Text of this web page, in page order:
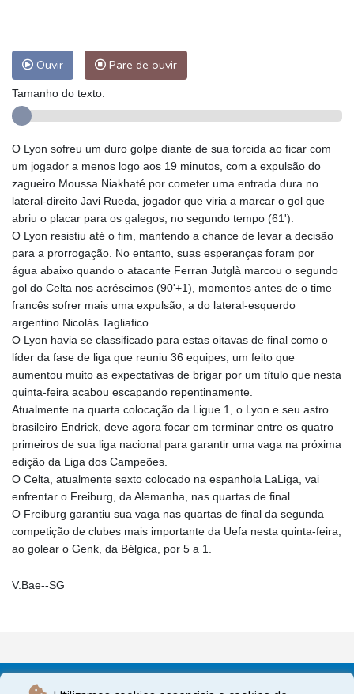
Ouvir Pare de ouvir
Tamanho do texto:
O Lyon sofreu um duro golpe diante de sua torcida ao ficar com
um jogador a menos logo aos 19 minutos, com a expulsão do
zagueiro Moussa Niakhaté por cometer uma entrada dura no
lateral-direito Javi Rueda, jogador que viria a marcar o gol que
abriu o placar para os galegos, no segundo tempo (61').
O Lyon resistiu até o fim, mantendo a chance de levar a decisão
para a prorrogação. No entanto, suas esperanças foram por
água abaixo quando o atacante Ferran Jutglà marcou o segundo
gol do Celta nos acréscimos (90'+1), momentos antes de o time
francês sofrer mais uma expulsão, a do lateral-esquerdo
argentino Nicolás Tagliafico.
O Lyon havia se classificado para estas oitavas de final como o
líder da fase de liga que reuniu 36 equipes, um feito que
aumentou muito as expectativas de brigar por um título que nesta
quinta-feira acabou escapando repentinamente.
Atualmente na quarta colocação da Ligue 1, o Lyon e seu astro
brasileiro Endrick, deve agora focar em terminar entre os quatro
primeiros de sua liga nacional para garantir uma vaga na próxima
edição da Liga dos Campeões.
O Celta, atualmente sexto colocado na espanhola LaLiga, vai
enfrentar o Freiburg, da Alemanha, nas quartas de final.
O Freiburg garantiu sua vaga nas quartas de final da segunda
competição de clubes mais importante da Uefa nesta quinta-feira,
ao golear o Genk, da Bélgica, por 5 a 1.
V.Bae--SG